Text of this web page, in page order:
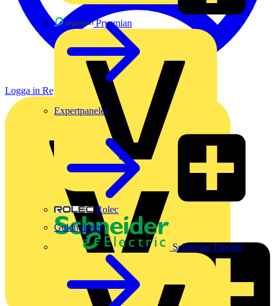
Prysmian
Rolec
Schneider Electric
Expertpaneler
Guldnyheter
Logga in Registrera dig